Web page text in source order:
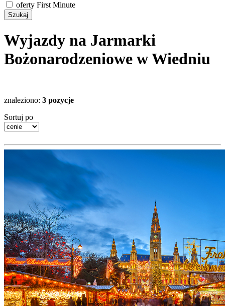
oferty First Minute
Wyjazdy na Jarmarki
Bożonarodzeniowe w Wiedniu
znaleziono: 3 pozycje
Sortuj po